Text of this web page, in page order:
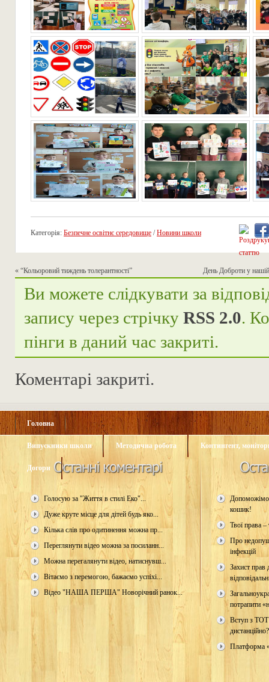
Категорія: Безпечне освітнє середовище /Новини школи
« “Кольоровий тиждень толерантності” День Доброти у нашій
Ви можете слідкувати за
запису через стрічку RSS 2.0.
пінги в даний час закриті.
Коментарі закриті.
Головна
Випускники школи Методична робота Контингент,
Догори
Голосую за "Життя в стилі Еко"...
Дуже круте місце для дітей будь яко...
Кілька слів про одитинення можна пр...
Переглянути відео можна за посиланн...
Можна перегалянути відео, натиснувш...
Вітаємо з перемогою, бажаємо успіхі...
Відео "НАША ПЕРША" Новорічний ранок...
Допоможімо
кошик!
Твої права –
Про
інфекцій
Захист прав
потрапити
Вступ з
дистанційно?
Платформа